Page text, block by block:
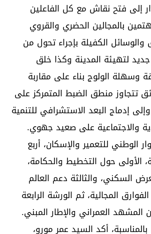
إلى فتح نقاش مع كل الفاعلين
بالمجالين الحضري والقروي
الكفيلة بإجراء تحول من
لتهيئة المدينة وكذا خلق
وسهلة الولوج بناء على مقاربة
تتجاوز منطق الضبط المتمركز على
إدماج البعد الاستشرافي للتنمية
والاجتماعية على صعيد جهوي.
الوطني للتعمير والإسكان، أربع
الأولى حول التخطيط والحكامة،
السكني، والثالثة دعم العالم
المجالية، ثم الورشة الرابعة
المشهد العمراني والإطار المبني.
أكد السيد عمر مورو،